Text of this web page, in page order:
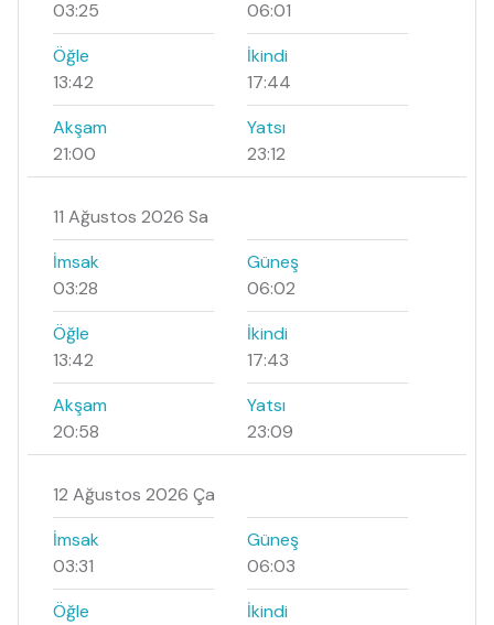
03:25
06:01
Öğle
13:42
İkindi
17:44
Akşam
21:00
Yatsı
23:12
11 Ağustos 2026 Sa
İmsak
03:28
Güneş
06:02
Öğle
13:42
İkindi
17:43
Akşam
20:58
Yatsı
23:09
12 Ağustos 2026 Ça
İmsak
03:31
Güneş
06:03
Öğle
İkindi